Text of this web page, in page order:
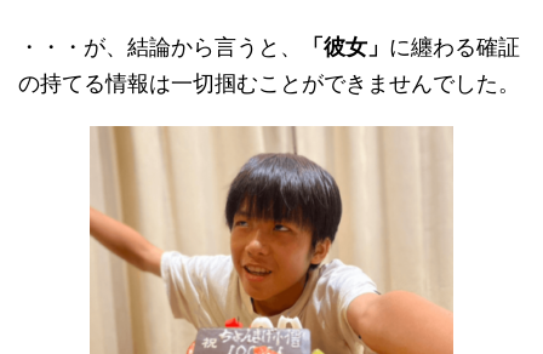
・・・が、結論から言うと、 「彼女」 に纏わる確証
の持てる情報は一切掴むことができませんでした。